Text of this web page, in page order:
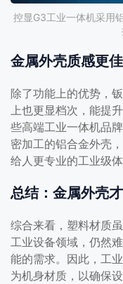
控显G3工业一体机采用
金属外壳质感更
除了功能上的优势，
上也更显档次，能提
些高端工业一体机品
密加工的铝合金外壳
给人更专业的工业级体
总结：金属外壳
综合来看，塑料材质
工业设备领域，仍然
能的需求。因此，工
为机身材质，以确保